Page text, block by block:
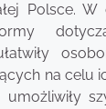
Polsce. W
na celu